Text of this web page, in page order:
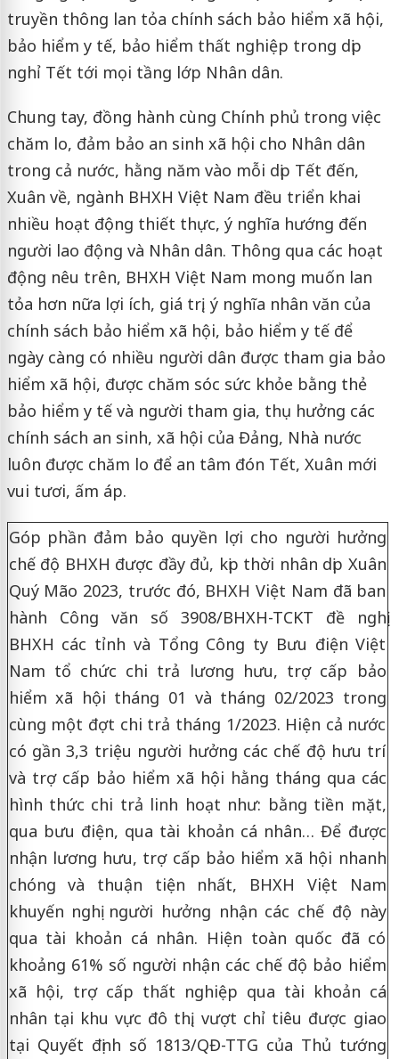
truyền thông lan tỏa chính sách bảo hiểm xã hội,
bảo hiểm y tế, bảo hiểm thất nghiệp trong dịp
nghỉ Tết tới mọi tầng lớp Nhân dân.
Chung tay, đồng hành cùng Chính phủ trong việc
chăm lo, đảm bảo an sinh xã hội cho Nhân dân
trong cả nước, hằng năm vào mỗi dịp Tết đến,
Xuân về, ngành BHXH Việt Nam đều triển khai
nhiều hoạt động thiết thực, ý nghĩa hướng đến
người lao động và Nhân dân. Thông qua các hoạt
động nêu trên, BHXH Việt Nam mong muốn lan
tỏa hơn nữa lợi ích, giá trị, ý nghĩa nhân văn của
chính sách bảo hiểm xã hội, bảo hiểm y tế để
ngày càng có nhiều người dân được tham gia bảo
hiểm xã hội, được chăm sóc sức khỏe bằng thẻ
bảo hiểm y tế và người tham gia, thụ hưởng các
chính sách an sinh, xã hội của Đảng, Nhà nước
luôn được chăm lo để an tâm đón Tết, Xuân mới
vui tươi, ấm áp.
Góp phần đảm bảo quyền lợi cho người hưởng
chế độ BHXH được đầy đủ, kịp thời nhân dịp Xuân
Quý Mão 2023, trước đó, BHXH Việt Nam đã ban
hành Công văn số 3908/BHXH-TCKT đề nghị
BHXH các tỉnh và Tổng Công ty Bưu điện Việt
Nam tổ chức chi trả lương hưu, trợ cấp bảo
hiểm xã hội tháng 01 và tháng 02/2023 trong
cùng một đợt chi trả tháng 1/2023. Hiện cả nước
có gần 3,3 triệu người hưởng các chế độ hưu trí
và trợ cấp bảo hiểm xã hội hằng tháng qua các
hình thức chi trả linh hoạt như: bằng tiền mặt,
qua bưu điện, qua tài khoản cá nhân… Để được
nhận lương hưu, trợ cấp bảo hiểm xã hội nhanh
chóng và thuận tiện nhất, BHXH Việt Nam
khuyến nghị người hưởng nhận các chế độ này
qua tài khoản cá nhân. Hiện toàn quốc đã có
khoảng 61% số người nhận các chế độ bảo hiểm
xã hội, trợ cấp thất nghiệp qua tài khoản cá
nhân tại khu vực đô thị, vượt chỉ tiêu được giao
tại Quyết định số 1813/QĐ-TTG của Thủ tướng